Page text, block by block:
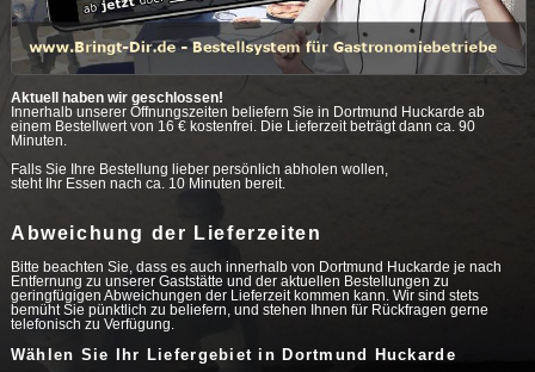
Aktuell haben wir geschlossen!
Innerhalb unserer Öffnungszeiten beliefern Sie in Dortmund Huckarde ab
einem Bestellwert von 16 € kostenfrei. Die Lieferzeit beträgt dann ca. 90
Minuten.
Falls Sie Ihre Bestellung lieber persönlich abholen wollen,
steht Ihr Essen nach ca. 10 Minuten bereit.
Abweichung der Lieferzeiten
Bitte beachten Sie, dass es auch innerhalb von Dortmund Huckarde je nach
Entfernung zu unserer Gaststätte und der aktuellen Bestellungen zu
geringfügigen Abweichungen der Lieferzeit kommen kann. Wir sind stets
bemüht Sie pünktlich zu beliefern, und stehen Ihnen für Rückfragen gerne
telefonisch zu Verfügung.
Wählen Sie Ihr Liefergebiet in Dortmund Huckarde